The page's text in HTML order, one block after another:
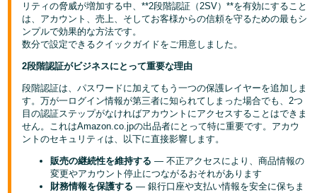
Español
- ES
Français
Italiano
- IT
한
リティの脅威が増加する中、**2段階認証（2SV）**を有効にすること
は、アカウント、売上、そしてお客様からの信頼を守るための最もシ
ンプルで効果的な方法です。
数分で設定できるクイックガイドをご用意しました。
2段階認証がビジネスにとって重要な理由
段階認証は、パスワードに加えてもう一つの保護レイヤーを追加しま
す。万が一ログイン情報が第三者に知られてしまった場合でも、2つ
目の認証ステップがなければアカウントにアクセスすることはできま
せん。これはAmazon.co.jpの出品者にとって特に重要です。アカウ
ントのセキュリティは、以下に直接影響します。
販売の継続性を維持する — 不正アクセスにより、商品情報の
変更やアカウント停止につながるおそれがあります
財務情報を保護する — 銀行口座や支払い情報を安全に保ちま